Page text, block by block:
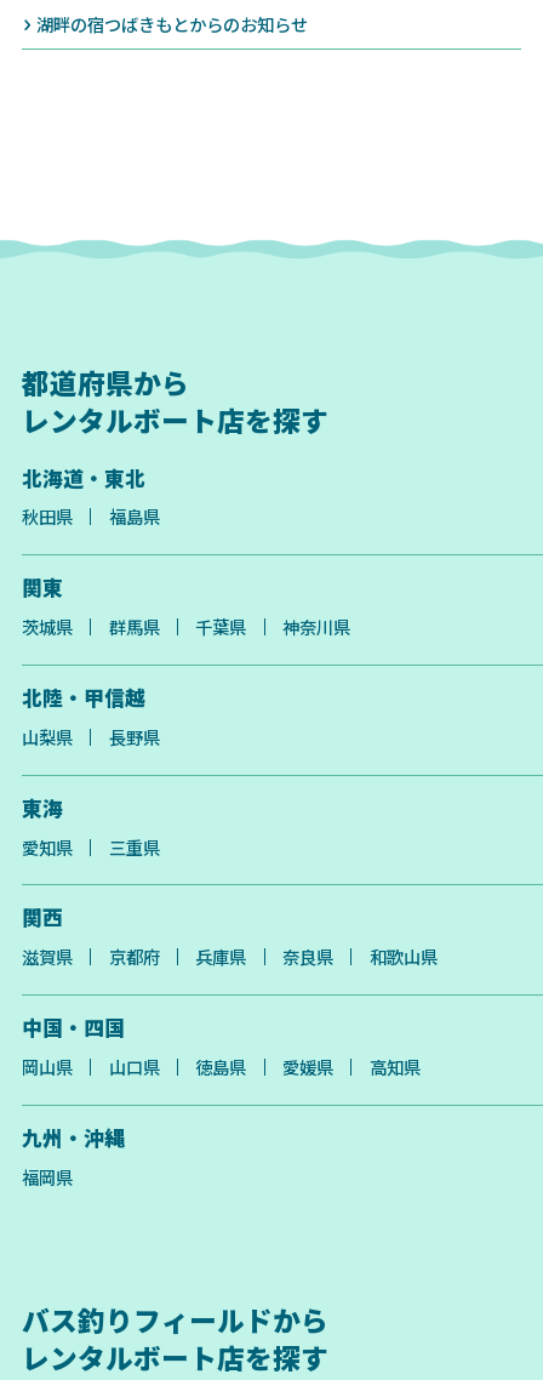
湖畔の宿つばきもとからのお知らせ
都道府県から
レンタルボート店を探す
北海道・東北
秋田県 福島県
関東
茨城県 群馬県 千葉県 神奈川県
北陸・甲信越
山梨県 長野県
東海
愛知県 三重県
関西
滋賀県 京都府 兵庫県 奈良県 和歌山県
中国・四国
岡山県 山口県 徳島県 愛媛県 高知県
九州・沖縄
福岡県
バス釣りフィールドから
レンタルボート店を探す